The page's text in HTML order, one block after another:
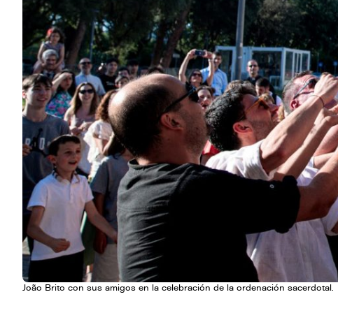
João Brito con sus amigos en la celebración de la ordenación sacerdotal.